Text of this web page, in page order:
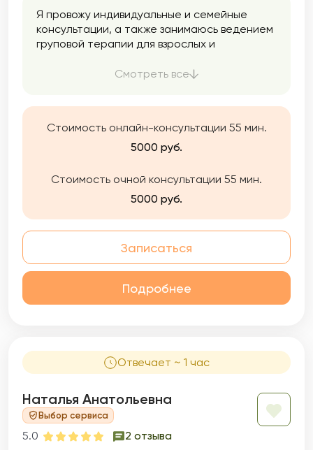
Я провожу индивидуальные и семейные
консультации, а также занимаюсь ведением
груповой терапии для взрослых и
Смотреть все
Стоимость онлайн-консультации 55 мин.
5000 руб.
Стоимость очной консультации 55 мин.
5000 руб.
Записаться
Подробнее
Отвечает ~ 1 час
Наталья Анатольевна
Выбор сервиса
5.0 2 отзыва